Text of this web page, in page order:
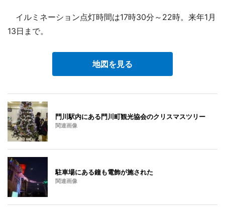
イルミネーション点灯時間は17時30分～22時。来年1月
13日まで。
地図を見る
門川駅内にある門川町観光協会のクリスマスツリー
関連画像
駐車場にある鐘も電飾が施された
関連画像